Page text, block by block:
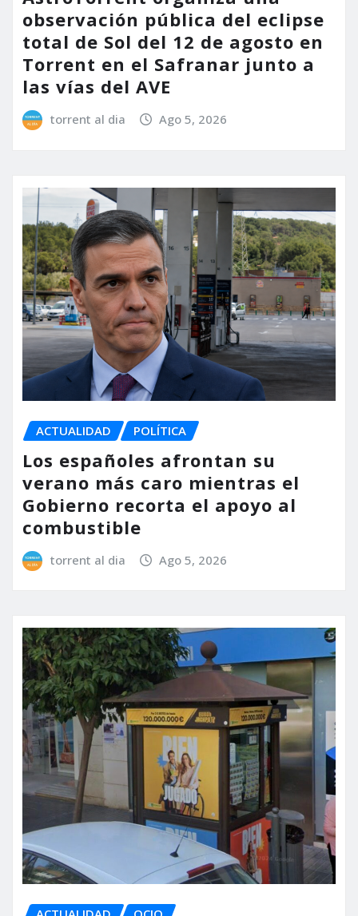
observación pública del eclipse
total de Sol del 12 de agosto en
Torrent en el Safranar junto a
las vías del AVE
torrent al dia Ago 5, 2026
ACTUALIDAD POLÍTICA
Los españoles afrontan su
verano más caro mientras el
Gobierno recorta el apoyo al
combustible
torrent al dia Ago 5, 2026